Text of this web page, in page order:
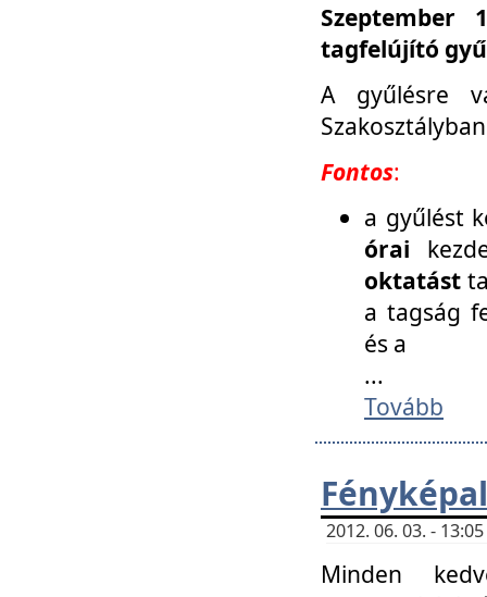
Szeptember
tagfelújító
A gyűlésre
Fontos:
a gyűlést
órai
oktatást
a tagság
és a
...
Tovább
2012. 06. 03. -
Minden